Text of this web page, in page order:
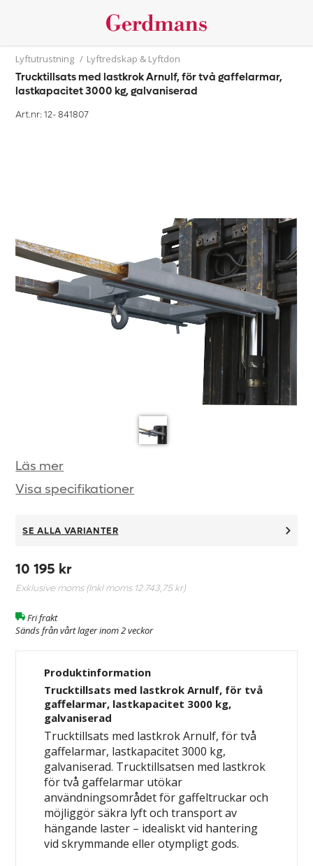
Lyftutrustning / Lyftredskap & Lyftdon
Trucktillsats med lastkrok Arnulf, för två gaffelarmar,
lastkapacitet 3000 kg, galvaniserad
Art.nr: 12-841807
Läs mer
Visa specifikationer
SE ALLA VARIANTER
10 195 kr
Exklusive moms (Inkl moms 12 743,75 kr)
Fri frakt
Sänds från vårt lager inom 2 veckor
Produktinformation
Trucktillsats med lastkrok Arnulf, för två
gaffelarmar, lastkapacitet 3000 kg,
galvaniserad
Trucktillsats med lastkrok Arnulf, för två
gaffelarmar, lastkapacitet 3000 kg,
galvaniserad. Trucktillsatsen med lastkrok
för två gaffelarmar utökar
användningsområdet för gaffeltruckar och
möjliggör säkra lyft och transport av
hängande laster – idealiskt vid hantering
vid skrymmande eller otympligt gods.